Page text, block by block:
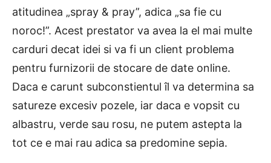
atitudinea „spray & pray”, adica „sa fie cu
noroc!”. Acest prestator va avea la el mai multe
carduri decat idei si va fi un client problema
pentru furnizorii de stocare de date online.
Daca e carunt subconstientul îl va determina sa
satureze excesiv pozele, iar daca e vopsit cu
albastru, verde sau rosu, ne putem astepta la
tot ce e mai rau adica sa predomine sepia.